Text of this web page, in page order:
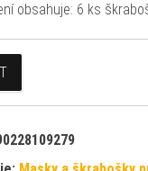
obsahuje: 6 ks